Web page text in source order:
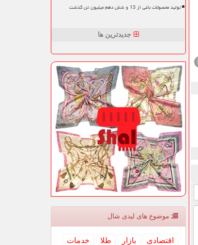
تولید محصولات باغی از 13 و شش دهم میلیون تن گذشت
جدیدترین ها
موضوع های لیدی شال
اقتصادی بازار طلا
خدمات